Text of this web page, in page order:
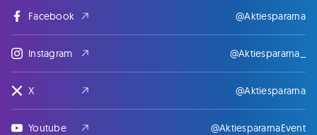
Facebook @Aktiespararna
Instagram @Aktiespararna_
X @Aktiespararna
Youtube @AktiespararnaEvent